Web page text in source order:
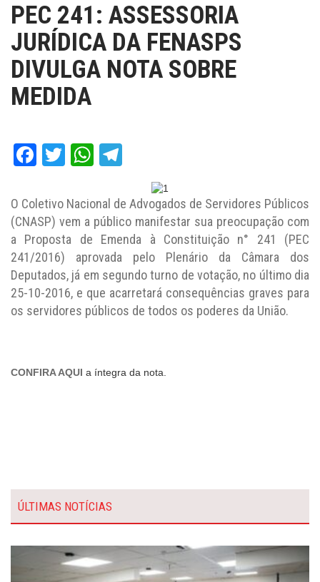
PEC 241: ASSESSORIA
JURÍDICA DA FENASPS
DIVULGA NOTA SOBRE
MEDIDA
Facebook
TwitterWhatsApp
O Coletivo Nacional de Advogados de Servidores Públicos
(CNASP) vem a público manifestar sua preocupação com
a Proposta de Emenda à Constituição n° 241 (PEC
241/2016) aprovada pelo Plenário da Câmara dos
Deputados, já em segundo turno de votação, no último dia
25-10-2016, e que acarretará consequências graves para
os servidores públicos de todos os poderes da União.
CONFIRA AQUI a íntegra da nota.
ÚLTIMAS NOTÍCIAS